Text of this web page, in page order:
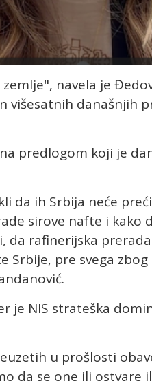
navela je
višesatnih današnjih
predlogom koji je
da ih Srbija neće
sirove nafte i kako
da rafinerijska
pre svega
je NIS strateška
u prošlosti
da se one ili ostvare